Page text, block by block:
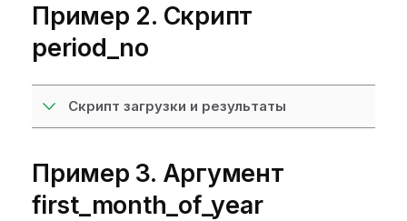
Пример 2. Скрипт
period_no
Скрипт загрузки и результаты
Пример 3. Аргумент
first_month_of_year